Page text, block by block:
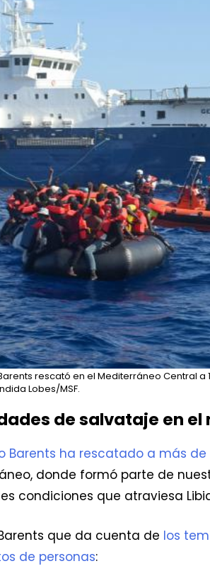
rescató en el Mediterráneo Central
Lobes/MSF.
de salvataje en
ha rescatado a más de
donde formó parte de
condiciones que atraviesa
que da cuenta de los
de personas: